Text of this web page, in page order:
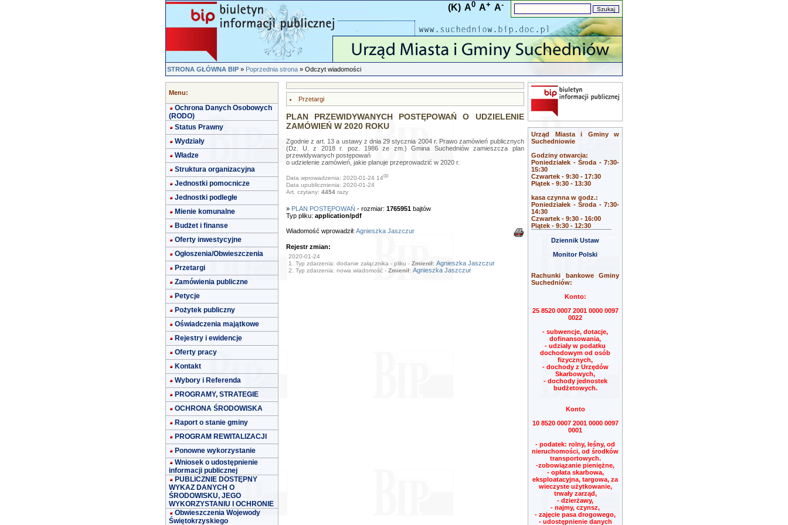
(K) A0 A+ A-
STRONA GŁÓWNA BIP»Poprzednia strona» Odczyt wiadomości
Menu:
Ochrona Danych Osobowych
(RODO)
Status Prawny
Wydziały
Władze
Struktura organizacyjna
Jednostki pomocnicze
Jednostki podległe
Mienie komunalne
Budżet i finanse
Oferty inwestycyjne
Ogłoszenia/Obwieszczenia
Przetargi
Zamówienia publiczne
Petycje
Pożytek publiczny
Oświadczenia majątkowe
Rejestry i ewidencje
Oferty pracy
Kontakt
Wybory i Referenda
PROGRAMY, STRATEGIE
OCHRONA ŚRODOWISKA
Raport o stanie gminy
PROGRAM REWITALIZACJI
Ponowne wykorzystanie
Wniosek o udostępnienie
informacji publicznej
PUBLICZNIE DOSTĘPNY
WYKAZ DANYCH O
ŚRODOWISKU, JEGO
WYKORZYSTANIU I OCHRONIE
Obwieszczenia Wojewody
Świętokrzyskiego
Przetargi
PLAN PRZEWIDYWANYCH POSTĘPOWAŃ O UDZIELENIE
ZAMÓWIEŃ W 2020 ROKU
Zgodnie z art. 13 a ustawy z dnia 29 stycznia 2004 r. Prawo zamówień publicznych
(Dz. U. z 2018 r. poz. 1986 ze zm.) Gmina Suchedniów zamieszcza plan
przewidywanych postępowań
o udzielenie zamówień, jakie planuje przeprowadzić w 2020 r.
Data wprowadzenia: 2020-01-24 1400
Data upublicznienia: 2020-01-24
Art. czytany: 4454razy
» PLAN POSTĘPOWAŃ - rozmiar: 1765951bajtów
Typ pliku: application/pdf
Wiadomość wprowadził: Agnieszka Jaszczur
Rejestr zmian:
2020-01-24
1. Typ zdarzenia: dodanie załącznika - pliku - Zmienił: Agnieszka Jaszczur
2. Typ zdarzenia: nowa wiadomość - Zmienił: Agnieszka Jaszczur
Urząd Miasta i Gminy w
Suchedniowie
Godziny otwarcia:
Poniedziałek - Środa - 7:30-
15:30
Czwartek - 9:30 - 17:30
Piątek - 9:30 - 13:30
kasa czynna w godz.:
Poniedziałek - Środa - 7:30-
14:30
Czwartek - 9:30 - 16:00
Piątek - 9:30 - 12:30
Dziennik Ustaw
Monitor Polski
Rachunki bankowe Gminy
Suchedniów:
Konto:
25 8520 0007 2001 0000 0097
0022
- subwencje, dotacje,
dofinansowania,
- udziały w podatku
dochodowym od osób
fizycznych,
- dochody z Urzędów
Skarbowych,
- dochody jednostek
budżetowych.
Konto
10 8520 0007 2001 0000 0097
0001
- podatek: rolny, leśny, od
nieruchomości, od środków
transportowych.
-zobowiązanie pieniężne,
- opłata skarbowa,
eksploatacyjna, targowa, za
wieczyste użytkowanie,
trwały zarząd,
- dzierżawy,
- najmy, czynsz,
- zajęcie pasa drogowego,
- udostępnienie danych